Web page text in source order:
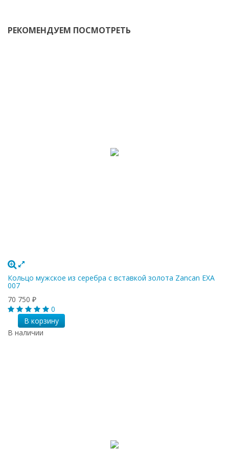
РЕКОМЕНДУЕМ ПОСМОТРЕТЬ
Кольцо мужское из серебра с вставкой золота Zancan EXA
007
70 750 ₽
0
В корзину
В наличии